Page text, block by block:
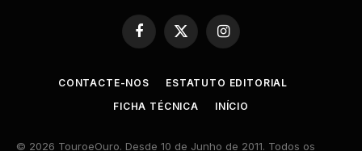
Facebook
X
Instagram
CONTACTE-NOS
ESTATUTO EDITORIAL
FICHA TÉCNICA
INÍCIO
© 2026 TouroeOuro. Desde 10 de Junho de 2011. Todos os